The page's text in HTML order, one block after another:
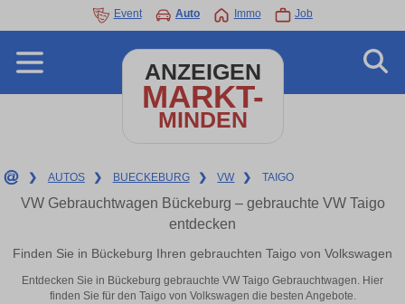
Event Auto Immo Job
ANZEIGEN
MARKT-
MINDEN
❯ AUTOS ❯ BUECKEBURG ❯ VW ❯ TAIGO
VW Gebrauchtwagen Bückeburg – gebrauchte VW Taigo
entdecken
Finden Sie in Bückeburg Ihren gebrauchten Taigo von Volkswagen
Entdecken Sie in Bückeburg gebrauchte VW Taigo Gebrauchtwagen. Hier
finden Sie für den Taigo von Volkswagen die besten Angebote.